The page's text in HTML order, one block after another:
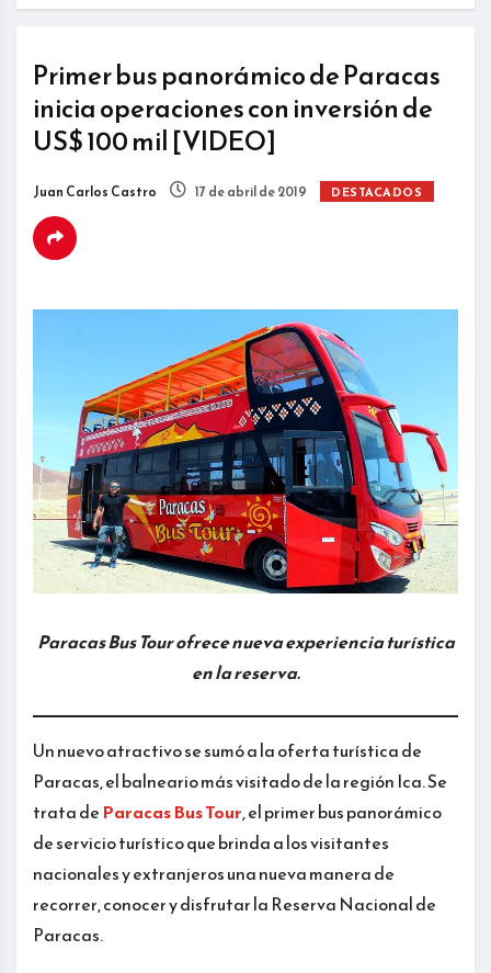
Primer bus panorámico de Paracas
inicia operaciones con inversión de
US$ 100 mil [VIDEO]
Juan Carlos Castro 17 de abril de 2019 DESTACADOS
Paracas Bus Tour ofrece nueva experiencia turística
en la reserva.
Un nuevo atractivo se sumó a la oferta turística de
Paracas, el balneario más visitado de la región Ica. Se
trata de Paracas Bus Tour, el primer bus panorámico
de servicio turístico que brinda a los visitantes
nacionales y extranjeros una nueva manera de
recorrer, conocer y disfrutar la Reserva Nacional de
Paracas.